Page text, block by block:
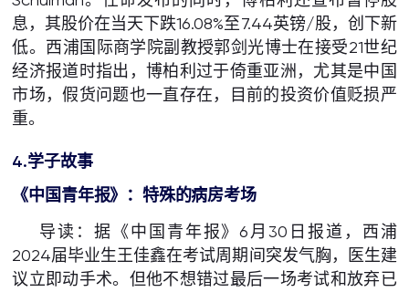
息，其股价在当天下跌16.08%至7.44英镑/股，创下新
低。西浦国际商学院副教授郭剑光博士在接受21世纪
经济报道时指出，博柏利过于倚重亚洲，尤其是中国
市场，假货问题也一直存在，目前的投资价值贬损严
重。
4.学子故事
《中国青年报》 ：特殊的病房考场
导读：据《中国青年报》6月30日报道，西浦
2024届毕业生王佳鑫在考试周期间突发气胸，医生建
议立即动手术。但他不想错过最后一场考试和放弃已